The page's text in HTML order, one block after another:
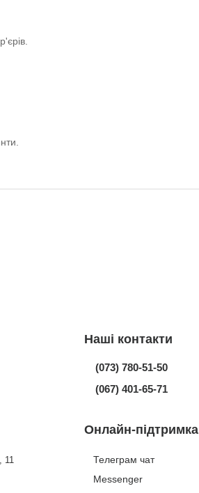
11
Наші контакти
(073) 780-51-50
(067) 401-65-71
Онлайн-підтримка
Телеграм чат
Messenger